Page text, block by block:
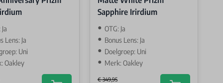
Lens: Ja
Uni
Oakley
Sapphire Irirdium
OTG: Ja
Bonus Lens: Ja
Doelgroep: Uni
Merk: Oakley
€ 349,95